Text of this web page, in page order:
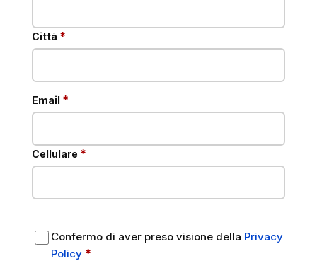
Città *obbligatorio
Email *obbligatorio
Cellulare *obbligatorio
Confermo di aver preso visione della Privacy
Policy, si apre in una nuova scheda
*obbligatorio